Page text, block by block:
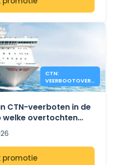
CTN:
VEERBOOTOVERS
TEKEN NOG
ZOMER 2026
CTN-veerboten in de
welke overtochten
en Italië is nog
promotie